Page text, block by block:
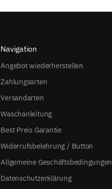
Navigation
Angebot wiederherstellen
Zahlungsarten
Versandarten
Waschanleitung
Best Preis Garantie
Widerrufsbelehrung / Button
Allgemeine Geschäftsbedingungen
Datenschutzerklärung